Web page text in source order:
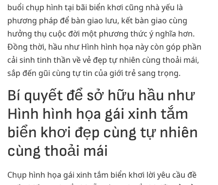
buổi chụp hình tại bãi biển khơi cũng nhà yếu là
phương pháp để bàn giao lưu, kết bàn giao cùng
hưởng thụ cuộc đời một phương thức ý nghĩa hơn.
Đồng thời, hầu như Hình hình họa này còn góp phần
cải sinh tinh thần về vẻ đẹp tự nhiên cùng thoải mái,
sắp đến gũi cùng tự tin của giới trẻ sang trọng.
Bí quyết để sở hữu hầu như
Hình hình họa gái xinh tắm
biển khơi đẹp cùng tự nhiên
cùng thoải mái
Chụp hình họa gái xinh tắm biển khơi lời yêu cầu đề